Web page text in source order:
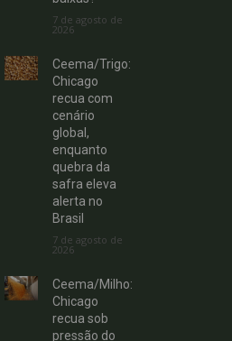
7 de agosto de
2026
Ceema/Trigo:
Chicago
recua com
cenário
global,
enquanto
quebra da
safra eleva
alerta no
Brasil
7 de agosto de
2026
Ceema/Milho:
Chicago
recua sob
pressão do